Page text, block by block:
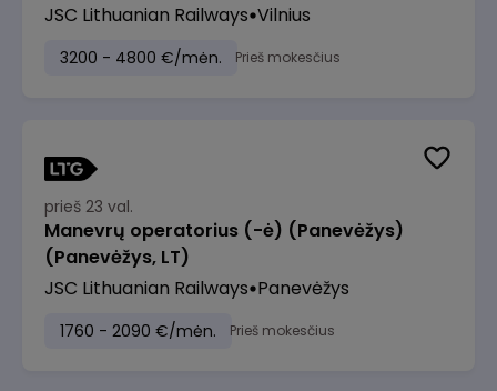
JSC Lithuanian Railways Vilnius
3200 - 4800 €/mėn. Prieš mokesčius
prieš 23 val.
Manevrų operatorius (-ė) (Panevėžys)
(Panevėžys, LT)
JSC Lithuanian Railways Panevėžys
1760 - 2090 €/mėn. Prieš mokesčius